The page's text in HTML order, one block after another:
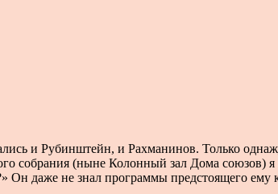
и Рубинштейн, и Рахманинов. Только
собрания (ныне Колонный зал Дома союзов) я
Он даже не знал программы предстоящего ему